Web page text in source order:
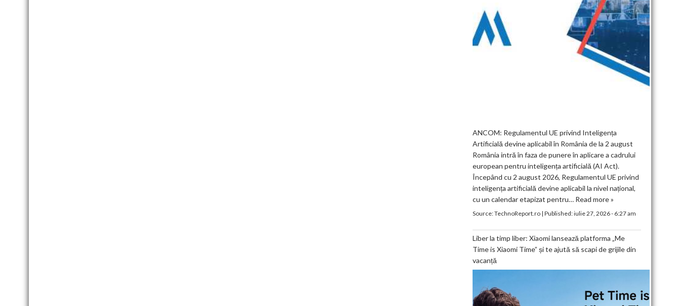
ANCOM: Regulamentul UE privind Inteligența
Artificială devine aplicabil în România de la 2 august
România intră în faza de punere în aplicare a cadrului
european pentru inteligența artificială (AI Act).
Începând cu 2 august 2026, Regulamentul UE privind
inteligența artificială devine aplicabil la nivel național,
cu un calendar etapizat pentru… Read more »
Source:TechnoReport.ro| Published:iulie 27, 2026 - 6:27 am
Liber la timp liber: Xiaomi lansează platforma „Me
Time is Xiaomi Time” și te ajută să scapi de grijile din
vacanță